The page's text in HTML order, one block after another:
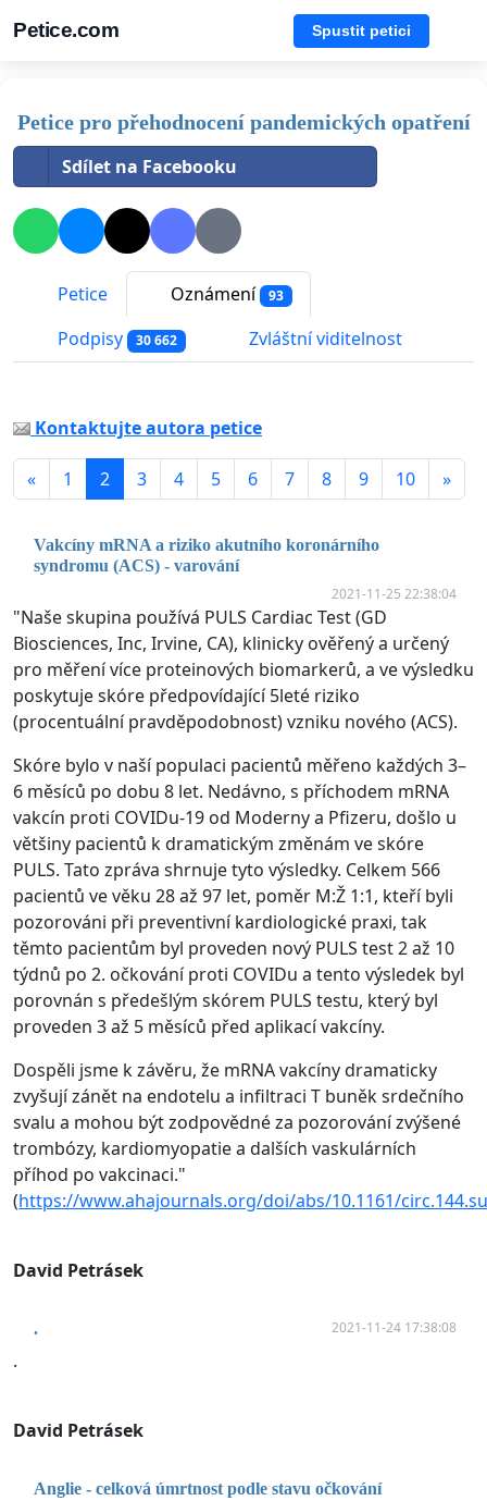
Petice.com Spustit petici
Petice pro přehodnocení pandemických opatření
Sdílet na Facebooku
Petice Oznámení 93
Podpisy 30 662 Zvláštní viditelnost
Kontaktujte autora petice
« 1 2 3 4 5 6 7 8 9 10 »
Vakcíny mRNA a riziko akutního koronárního
syndromu (ACS) - varování
2021-11-25 22:38:04
"Naše skupina používá PULS Cardiac Test (GD
Biosciences, Inc, Irvine, CA), klinicky ověřený a určený
pro měření více proteinových biomarkerů, a ve výsledku
poskytuje skóre předpovídající 5leté riziko
(procentuální pravděpodobnost) vzniku nového (ACS).
Skóre bylo v naší populaci pacientů měřeno každých 3–
6 měsíců po dobu 8 let. Nedávno, s příchodem mRNA
vakcín proti COVIDu-19 od Moderny a Pfizeru, došlo u
většiny pacientů k dramatickým změnám ve skóre
PULS. Tato zpráva shrnuje tyto výsledky. Celkem 566
pacientů ve věku 28 až 97 let, poměr M:Ž 1:1, kteří byli
pozorováni při preventivní kardiologické praxi, tak
těmto pacientům byl proveden nový PULS test 2 až 10
týdnů po 2. očkování proti COVIDu a tento výsledek byl
porovnán s předešlým skórem PULS testu, který byl
proveden 3 až 5 měsíců před aplikací vakcíny.
Dospěli jsme k závěru, že mRNA vakcíny dramaticky
zvyšují zánět na endotelu a infiltraci T buněk srdečního
svalu a mohou být zodpovědné za pozorování zvýšené
trombózy, kardiomyopatie a dalších vaskulárních
příhod po vakcinaci."
(https://www.ahajournals.org/doi/abs/10.1161/
David Petrásek
. 2021-11-24 17:38:08
.
David Petrásek
Anglie - celková úmrtnost podle stavu očkování